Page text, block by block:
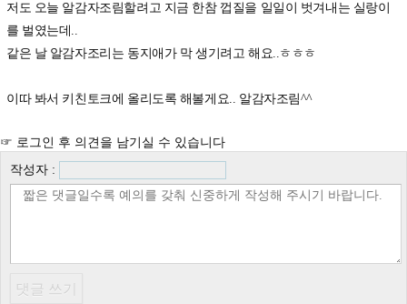
저도 오늘 알감자조림할려고 지금 한참 껍질을 일일이 벗겨내는 실랑이
를 벌였는데..
같은 날 알감자조리는 동지애가 막 생기려고 해요..ㅎㅎㅎ
이따 봐서 키친토크에 올리도록 해볼게요.. 알감자조림^^
☞ 로그인 후 의견을 남기실 수 있습니다
작성자 :